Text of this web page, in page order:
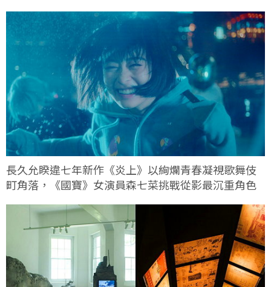
長久允睽違七年新作《炎上》以絢爛青春凝視歌舞伎
町角落，《國寶》女演員森七菜挑戰從影最沉重角色